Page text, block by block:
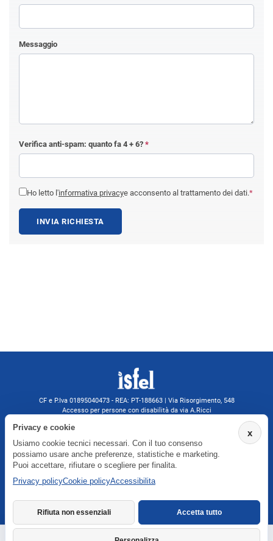
Messaggio
Verifica anti-spam: quanto fa 4 + 6? *
Ho letto l'informativa privacye acconsento al trattamento dei dati.*
INVIA RICHIESTA
CF e P.Iva 01895040473 - REA: PT-188663 | Via Risorgimento, 548
Accesso per persone con disabilità da via A.Ricci
isfel@pec.it
Informativa privacy
Agenzia formativa iscritta a Formatemp
x
Privacy e cookie
Usiamo cookie tecnici necessari. Con il tuo consenso
possiamo usare anche preferenze, statistiche e marketing.
Puoi accettare, rifiutare o scegliere per finalita.
Privacy policyCookie policyAccessibilita
Rifiuta non essenziali Accetta tutto